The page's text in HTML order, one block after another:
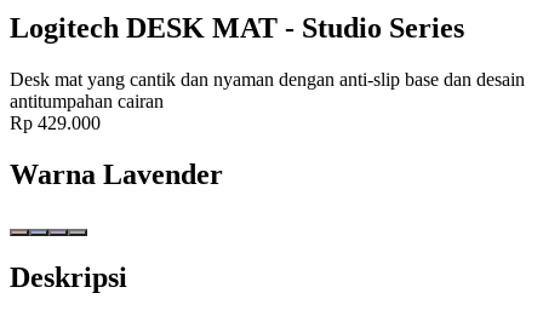
Logitech DESK MAT - Studio Series
Desk mat yang cantik dan nyaman dengan anti-slip base dan desain
antitumpahan cairan
Rp 429.000
Warna Lavender
Deskripsi